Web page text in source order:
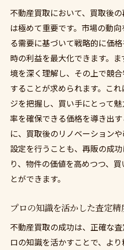
不動産買取において、買取後
は極めて重要です。市場の動
る需要に基づいて戦略的に価
時の利益を最大化できます。
境を深く理解し、その上で競
することが求められます。こ
ジを把握し、買い手にとって
率を確保できる価格を導き出
に、買取後のリノベーション
設定を行うことも、再販の成
り、物件の価値を高めつつ、
とができます。
プロの知識を活かした査定精
不動産買取の成功は、正確な
ロの知識を活かすことで、よ